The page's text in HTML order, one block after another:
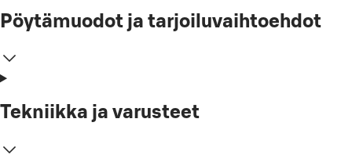
Pöytämuodot ja tarjoiluvaihtoehdot
Tekniikka ja varusteet